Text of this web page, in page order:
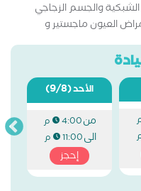
والجسم الزجاجي
العيون ماجستير و
الأحد(9/8)
من4:00 م
الى11:00 م
إحجز